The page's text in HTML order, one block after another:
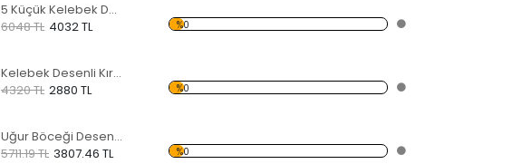
5 Küçük Kelebek Desenli Kırmızı Dekoratif Duvar Saati
6048 TL 4032 TL %0
Kelebek Desenli Kırmızı Dekoratif Duvar Saati
4320 TL 2880 TL %0
Uğur Böceği Desenli Kırmızı Dekoratif Duvar Saati
5711.19 TL 3807.46 TL %0